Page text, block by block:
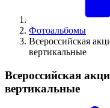
Фотоальбомы
Всероссийская
вертикальные
Всероссийская
вертикальные